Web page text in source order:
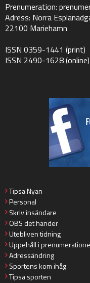
Prenumeration:
Adress: Norra
22100 Mariehamn
ISSN 0359-1441 (print)
ISSN 2490-1628 (online)
Tipsa Nyan
Personal
Skriv insändare
OBS det händer
Utebliven tidning
Uppehåll i
Adressändring
Sportens kom ihåg
Tipsa sporten